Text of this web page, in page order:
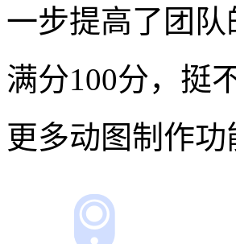
一步提高了团
满分100分，挺
更多动图制作功